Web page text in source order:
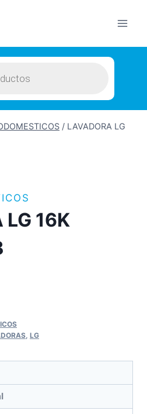
/ LAVADORA LG
LG 16K
LG